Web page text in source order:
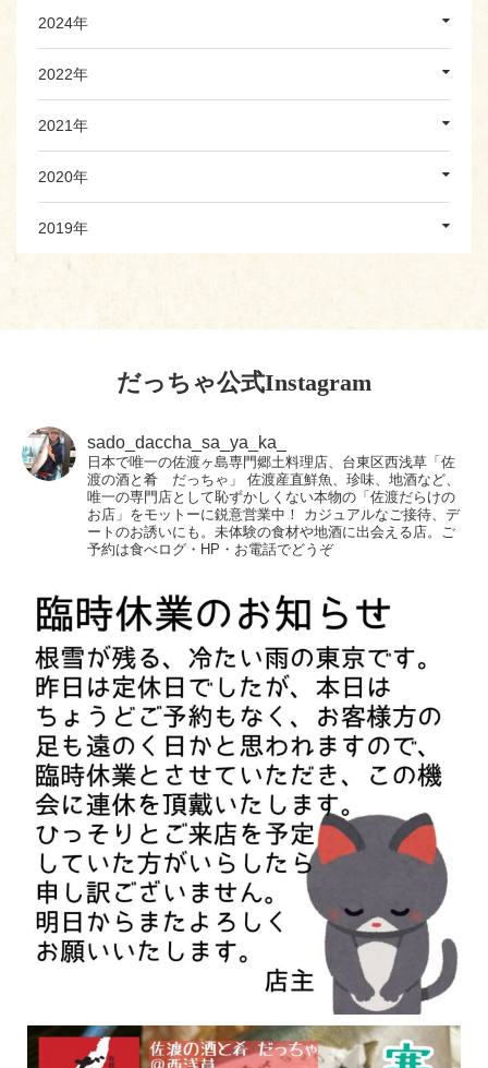
2024年
2022年
2021年
2020年
2019年
だっちゃ公式Instagram
sado_daccha_sa_ya_ka_
日本で唯一の佐渡ヶ島専門郷土料理店、台東区西浅草「佐
渡の酒と肴 だっちゃ」
佐渡産直鮮魚、珍味、地酒など、
唯一の専門店として恥ずかしくない本物の「佐渡だらけの
お店」をモットーに鋭意営業中！
カジュアルなご接待、デ
ートのお誘いにも。未体験の食材や地酒に出会える店。ご
予約は食べログ・HP・お電話でどうぞ